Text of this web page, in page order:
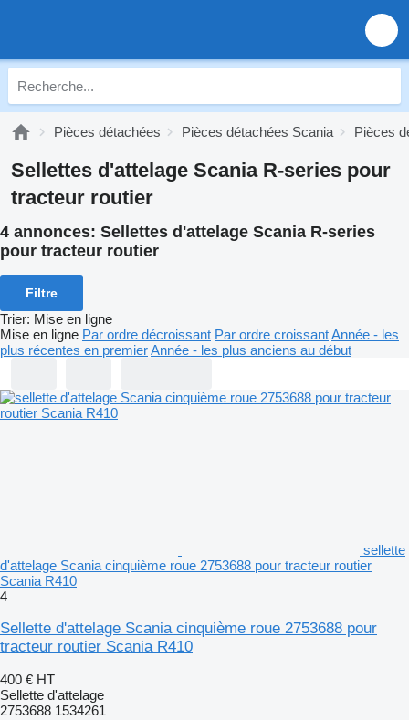
Pièces détachées Pièces détachées Scania Pièces
Sellettes d'attelage Scania R-series pour
tracteur routier
4 annonces: Sellettes d'attelage Scania R-series
pour tracteur routier
Filtre
Trier: Mise en ligne
Mise en ligne Par ordre décroissant Par ordre croissantAnnée - les
plus récentes en premierAnnée - les plus anciens au début
sellette
d'attelage Scania cinquième roue 2753688 pour tracteur routier
Scania R410
4
Sellette d'attelage Scania cinquième roue 2753688 pour
tracteur routier Scania R410
400 € HT
Sellette d'attelage
2753688 1534261